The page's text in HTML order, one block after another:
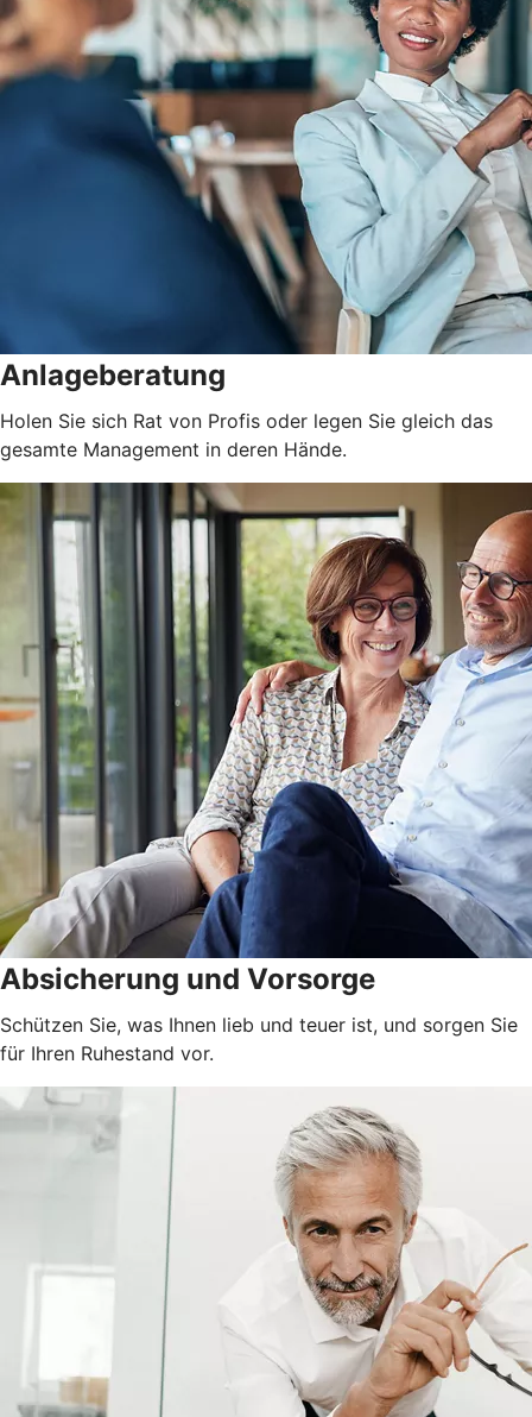
Anlageberatung
Holen Sie sich Rat von Profis oder legen Sie gleich das
gesamte Management in deren Hände.
Absicherung und Vorsorge
Schützen Sie, was Ihnen lieb und teuer ist, und sorgen Sie
für Ihren Ruhestand vor.